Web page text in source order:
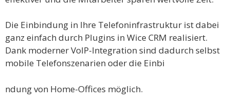
Die Einbindung in Ihre Telefoninfrastruktur ist dabei
ganz einfach durch Plugins in Wice CRM realisiert.
Dank moderner VoIP-Integration sind dadurch selbst
mobile Telefonszenarien oder die Einbi
ndung von Home-Offices möglich.